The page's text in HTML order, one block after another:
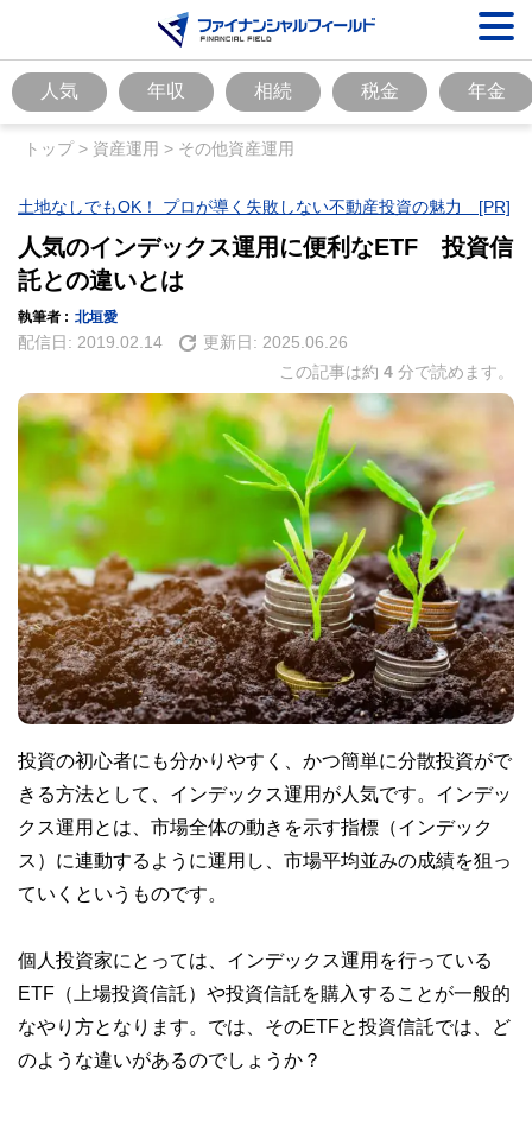
人気 年収 相続 税金 年金
トップ> 資産運用 > その他資産運用
土地なしでもOK！ プロが導く失敗しない不動産投資の魅力 [PR]
人気のインデックス運用に便利なETF 投資信
託との違いとは
執筆者 : 北垣愛
配信日: 2019.02.14 更新日: 2025.06.26
この記事は約 4 分で読めます。
投資の初心者にも分かりやすく、かつ簡単に分散投資がで
きる方法として、インデックス運用が人気です。インデッ
クス運用とは、市場全体の動きを示す指標（インデック
ス）に連動するように運用し、市場平均並みの成績を狙っ
ていくというものです。
個人投資家にとっては、インデックス運用を行っている
ETF（上場投資信託）や投資信託を購入することが一般的
なやり方となります。では、そのETFと投資信託では、ど
のような違いがあるのでしょうか？